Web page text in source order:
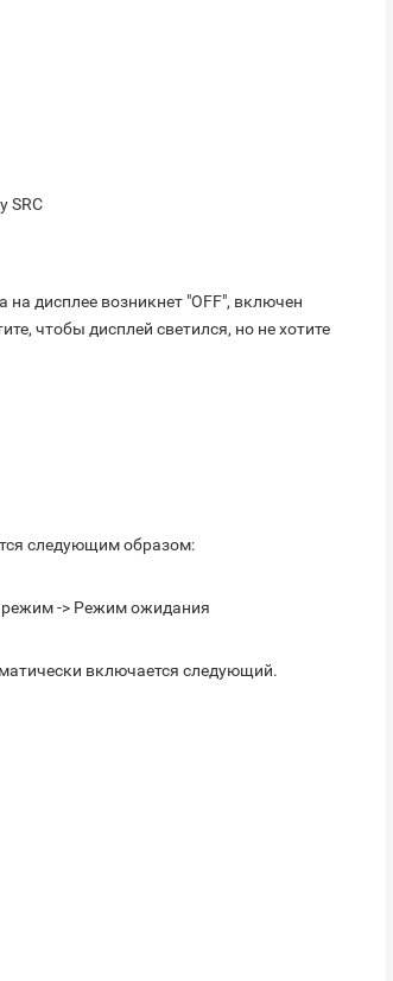
SRC
дисплее возникнет "OFF", включен
чтобы дисплей светился, но не хотите
следующим образом:
-> Режим ожидания
включается следующий.